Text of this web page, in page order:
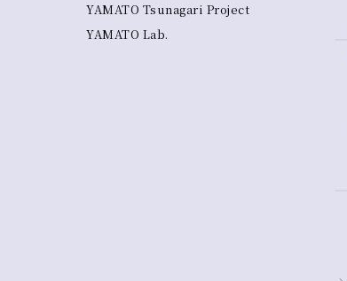
YAMATO Tsunagari Project
YAMATO Lab.